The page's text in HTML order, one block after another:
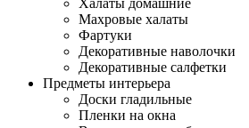
Халаты домашние
Махровые халаты
Фартуки
Декоративные наволочки
Декоративные салфетки
Предметы интерьера
Доски гладильные
Пленки на окна